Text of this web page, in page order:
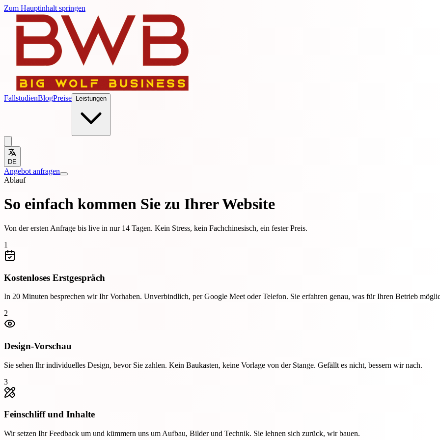
Zum Hauptinhalt springen
FallstudienBlogPreise Leistungen
DE
Angebot anfragen
Ablauf
So einfach kommen Sie zu Ihrer Website
Von der ersten Anfrage bis live in nur 14 Tagen. Kein Stress, kein Fachchinesisch, ein fester Preis.
1
Kostenloses Erstgespräch
In 20 Minuten besprechen wir Ihr Vorhaben. Unverbindlich, per Google Meet oder Telefon. Sie erfahren genau, was für Ihren Betrieb
2
Design-Vorschau
Sie sehen Ihr individuelles Design, bevor Sie zahlen. Kein Baukasten, keine Vorlage von der Stange. Gefällt es nicht, bessern wir nach.
3
Feinschliff und Inhalte
Wir setzen Ihr Feedback um und kümmern uns um Aufbau, Bilder und Technik. Sie lehnen sich zurück, wir bauen.